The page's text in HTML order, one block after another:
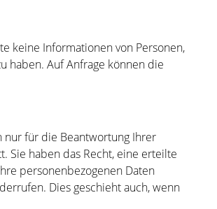
keine Informationen von Personen,
haben. Auf Anfrage können die
nur für die Beantwortung Ihrer
Sie haben das Recht, eine erteilte
personenbezogenen Daten
Dies geschieht auch, wenn